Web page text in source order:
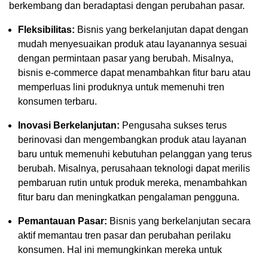
berkembang dan beradaptasi dengan perubahan pasar.
Fleksibilitas: Bisnis yang berkelanjutan dapat dengan
mudah menyesuaikan produk atau layanannya sesuai
dengan permintaan pasar yang berubah. Misalnya,
bisnis e-commerce dapat menambahkan fitur baru atau
memperluas lini produknya untuk memenuhi tren
konsumen terbaru.
Inovasi Berkelanjutan: Pengusaha sukses terus
berinovasi dan mengembangkan produk atau layanan
baru untuk memenuhi kebutuhan pelanggan yang terus
berubah. Misalnya, perusahaan teknologi dapat merilis
pembaruan rutin untuk produk mereka, menambahkan
fitur baru dan meningkatkan pengalaman pengguna.
Pemantauan Pasar: Bisnis yang berkelanjutan secara
aktif memantau tren pasar dan perubahan perilaku
konsumen. Hal ini memungkinkan mereka untuk